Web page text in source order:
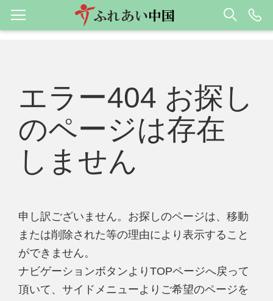
エラー404 お探し
のページは存在
しません
申し訳ございません。お探しのページは、移動
または削除された等の理由により表示すること
ができません。
ナビゲーションボタンよりTOPページへ戻って
頂いて、サイドメニューよりご希望のページを